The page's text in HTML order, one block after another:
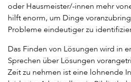
oder Hausmeister/-innen mehr
hilft enorm, um Dinge
Probleme eindeutiger zu
Das Finden von Lösungen wird in
Sprechen über Lösungen
Zeit zu nehmen ist eine lohnende